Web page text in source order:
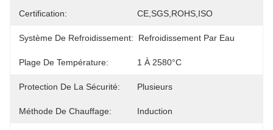
Certification: CE,SGS,ROHS,ISO
Système De Refroidissement: Refroidissement Par Eau
Plage De Température: 1 À 2580°C
Protection De La Sécurité: Plusieurs
Méthode De Chauffage: Induction